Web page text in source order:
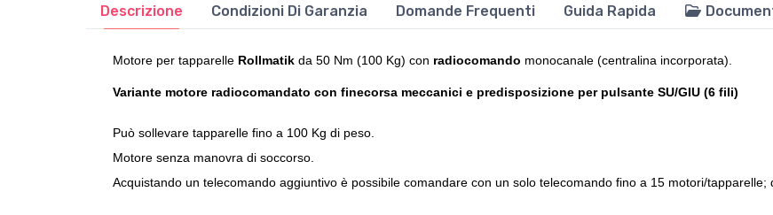
Descrizione Condizioni Di Garanzia Domande Frequenti Guida Rapida
Motore per tapparelle Rollmatik da 50 Nm (100 Kg) con radiocomando monocanale (centralina incorporata).
Variante motore radiocomandato con finecorsa meccanici e predisposizione per pulsante SU/GIU (6 fili)
Può sollevare tapparelle fino a 100 Kg di peso.
Motore senza manovra di soccorso.
Acquistando un telecomando aggiuntivo è possibile comandare con un solo telecomando fino a 15 motori/tapparelle;